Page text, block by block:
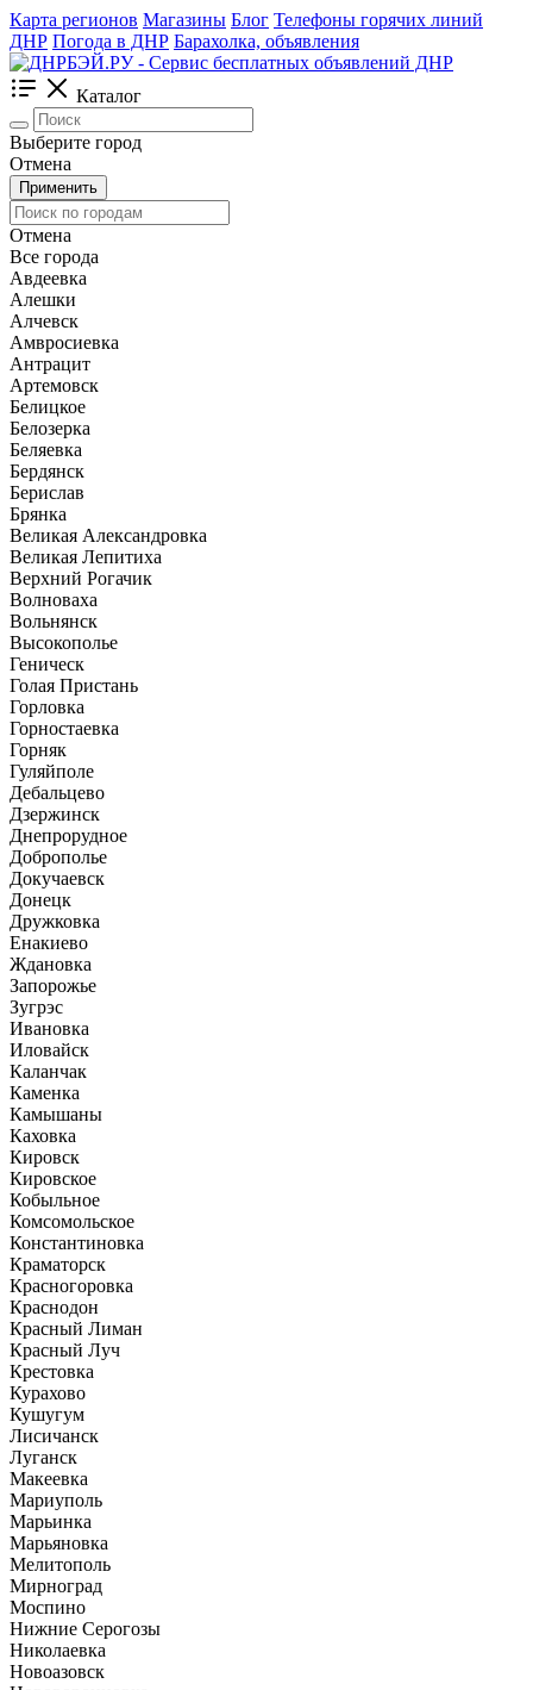
Карта регионов Магазины Блог Телефоны горячих линий
ДНР Погода в ДНР Барахолка, объявления
Каталог
Выберите город
Отмена
Применить
Отмена
Все города
Авдеевка
Алешки
Алчевск
Амвросиевка
Антрацит
Артемовск
Белицкое
Белозерка
Беляевка
Бердянск
Берислав
Брянка
Великая Александровка
Великая Лепитиха
Верхний Рогачик
Волноваха
Вольнянск
Высокополье
Геническ
Голая Пристань
Горловка
Горностаевка
Горняк
Гуляйполе
Дебальцево
Дзержинск
Днепрорудное
Доброполье
Докучаевск
Донецк
Дружковка
Енакиево
Ждановка
Запорожье
Зугрэс
Ивановка
Иловайск
Каланчак
Каменка
Камышаны
Каховка
Кировск
Кировское
Кобыльное
Комсомольское
Константиновка
Краматорск
Красногоровка
Краснодон
Красный Лиман
Красный Луч
Крестовка
Курахово
Кушугум
Лисичанск
Луганск
Макеевка
Мариуполь
Марьинка
Марьяновка
Мелитополь
Мирноград
Моспино
Нижние Серогозы
Николаевка
Новоазовск